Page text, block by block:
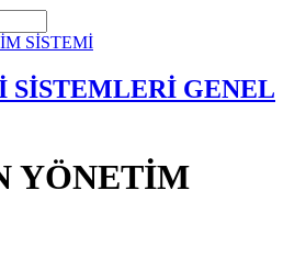
SİSTEMLERİ GENEL
YÖNETİM